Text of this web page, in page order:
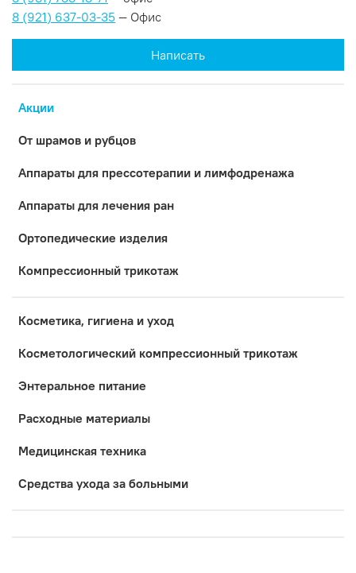
Акции
От шрамов и рубцов
Аппараты для прессотерапии и лимфодренажа
Аппараты для лечения ран
Ортопедические изделия
Компрессионный трикотаж
Косметика, гигиена и уход
Коcметологический компрессионный трикотаж
Энтеральное питание
Расходные материалы
Медицинская техника
Средства ухода за больными
8 (921) 637-03-35 — Офис
Написать